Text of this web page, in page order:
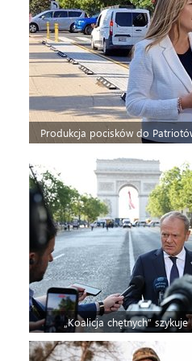
Produkcja pocisków do
„Koalicja chętnych”